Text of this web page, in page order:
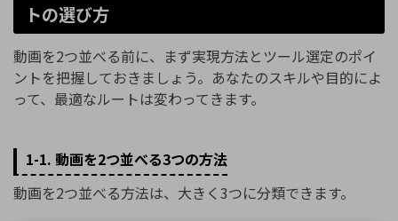
トの選び方
動画を2つ並べる前に、まず実現方法とツール選定のポイ
ントを把握しておきましょう。あなたのスキルや目的によ
って、最適なルートは変わってきます。
1-1. 動画を2つ並べる3つの方法
動画を2つ並べる方法は、大きく3つに分類できます。